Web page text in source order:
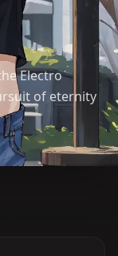
Electro
of eternity
and a deep